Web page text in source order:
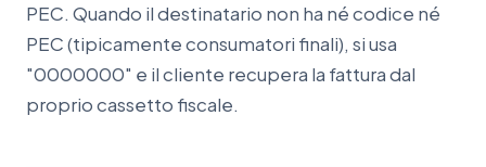
PEC. Quando il destinatario non ha né codice né
PEC (tipicamente consumatori finali), si usa
"0000000" e il cliente recupera la fattura dal
proprio cassetto fiscale.